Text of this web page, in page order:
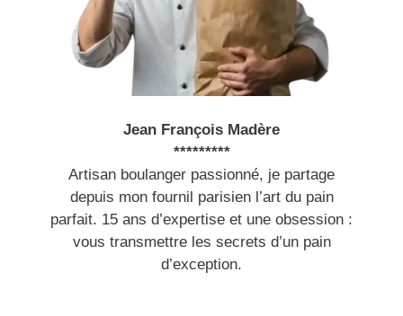
Jean François Madère
*********
Artisan boulanger passionné, je partage
depuis mon fournil parisien l’art du pain
parfait. 15 ans d’expertise et une obsession :
vous transmettre les secrets d’un pain
d’exception.